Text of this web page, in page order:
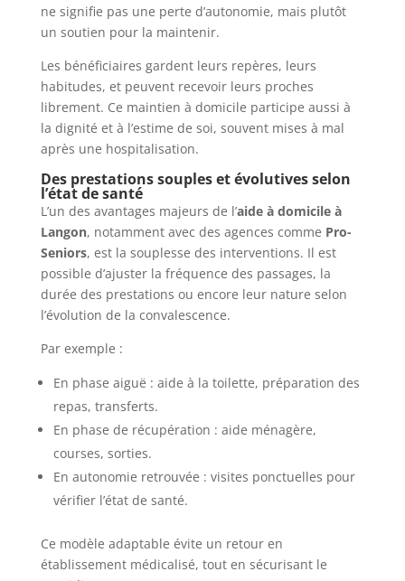
ne signifie pas une perte d’autonomie, mais plutôt
un soutien pour la maintenir.
Les bénéficiaires gardent leurs repères, leurs
habitudes, et peuvent recevoir leurs proches
librement. Ce maintien à domicile participe aussi à
la dignité et à l’estime de soi, souvent mises à mal
après une hospitalisation.
Des prestations souples et évolutives selon
l’état de santé
L’un des avantages majeurs de l’aide à domicile à
Langon, notamment avec des agences comme Pro-
Seniors, est la souplesse des interventions. Il est
possible d’ajuster la fréquence des passages, la
durée des prestations ou encore leur nature selon
l’évolution de la convalescence.
Par exemple :
En phase aiguë : aide à la toilette, préparation des
repas, transferts.
En phase de récupération : aide ménagère,
courses, sorties.
En autonomie retrouvée : visites ponctuelles pour
vérifier l’état de santé.
Ce modèle adaptable évite un retour en
établissement médicalisé, tout en sécurisant le